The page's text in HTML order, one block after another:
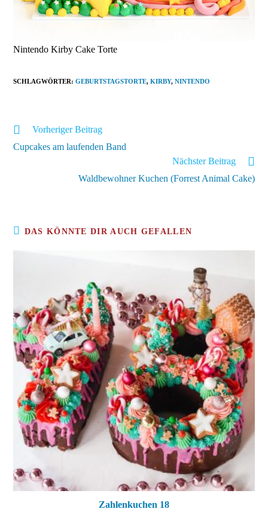
Nintendo Kirby Cake Torte
SCHLAGWÖRTER:GEBURTSTAGSTORTE, KIRBY, NINTENDO
Weitere
ansehen
Vorheriger Beitrag
Cupcakes am laufenden Band
Nächster Beitrag
Waldbewohner Kuchen (Forrest Animal Cake)
DAS KÖNNTE DIR AUCH GEFALLEN
Zahlenkuchen 18